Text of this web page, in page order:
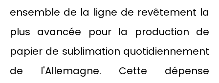
ensemble de la ligne de revêtement la
plus avancée pour la production de
papier de sublimation quotidiennement
de l'Allemagne. Cette dépense